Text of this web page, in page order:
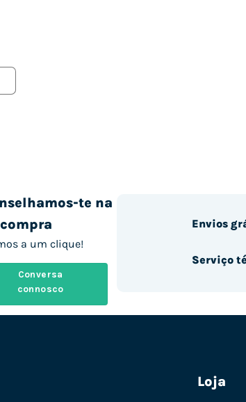
te na
a um clique!
Conversa
connosco
Envios
Serviço
Loja